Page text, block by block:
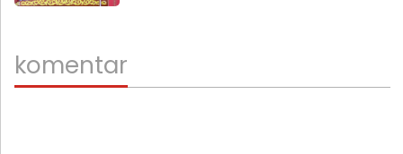
komentar